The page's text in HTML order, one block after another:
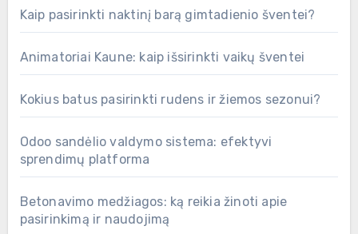
Kaip pasirinkti naktinį barą gimtadienio šventei?
Animatoriai Kaune: kaip išsirinkti vaikų šventei
Kokius batus pasirinkti rudens ir žiemos sezonui?
Odoo sandėlio valdymo sistema: efektyvi
sprendimų platforma
Betonavimo medžiagos: ką reikia žinoti apie
pasirinkimą ir naudojimą